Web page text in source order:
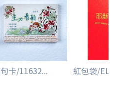
卡/11632... 紅包袋/